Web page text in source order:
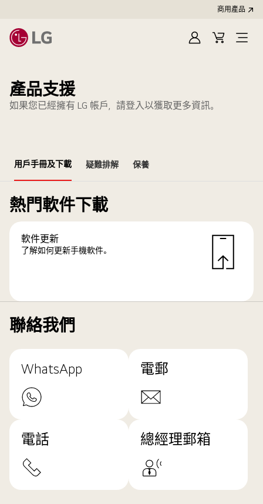
商用產品
登
購
產品支援
如果您已經擁有 LG 帳戶，請登入以獲取更多資訊。
用戶手冊及下載 疑難排解 保養
熱門軟件下載
軟件更新
了解如何更新手機軟件。
聯絡我們
WhatsApp 電郵
電話 總經理郵箱